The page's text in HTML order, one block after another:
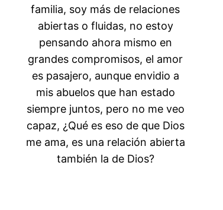
familia, soy más de relaciones
abiertas o fluidas, no estoy
pensando ahora mismo en
grandes compromisos, el amor
es pasajero, aunque envidio a
mis abuelos que han estado
siempre juntos, pero no me veo
capaz, ¿Qué es eso de que Dios
me ama, es una relación abierta
también la de Dios?